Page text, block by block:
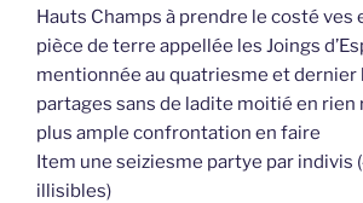
Hauts Champs à prendre le costé ves
pièce de terre appellée les Joings
mentionnée au quatriesme et dernier
partages sans de ladite moitié en rien
plus ample confrontation en faire
Item une seiziesme partye par indivis
illisibles)